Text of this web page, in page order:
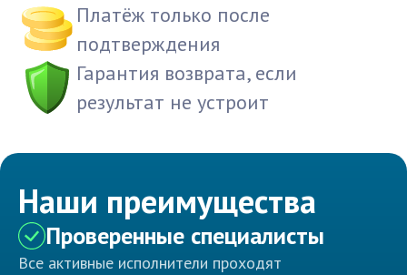
Платёж только после
подтверждения
Гарантия возврата, если
результат не устроит
Наши преимущества
Проверенные специалисты
Все активные исполнители проходят